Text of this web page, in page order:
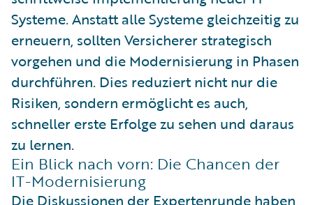
Systeme. Anstatt alle Systeme gleichzeitig zu
erneuern, sollten Versicherer strategisch
vorgehen und die Modernisierung in Phasen
durchführen. Dies reduziert nicht nur die
Risiken, sondern ermöglicht es auch,
schneller erste Erfolge zu sehen und daraus
zu lernen.
Ein Blick nach vorn: Die Chancen der
IT-Modernisierung
Die Diskussionen der Expertenrunde haben